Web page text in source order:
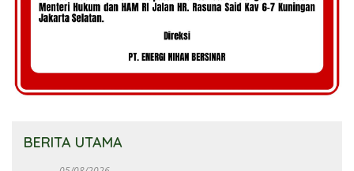
BERITA UTAMA